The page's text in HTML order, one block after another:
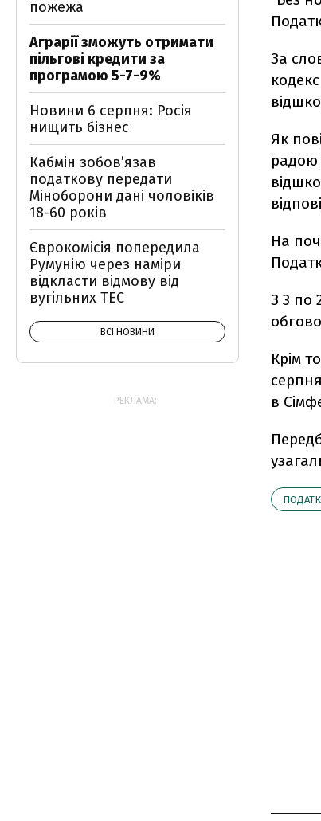
За
Як
радою
На
З 3 по
Крім
в
пожежа
Аграрії зможуть отримати
пільгові кредити за
програмою 5-7-9%
Новини 6 серпня: Росія
нищить бізнес
Кабмін зобовʼязав
податкову передати
Міноборони дані чоловіків
18-60 років
Єврокомісія попередила
Румунію через наміри
відкласти відмову від
вугільних ТЕС
ВСІ НОВИНИ
РЕКЛАМА: